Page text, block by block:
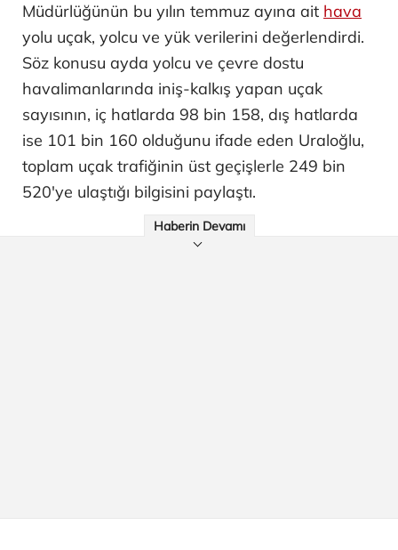
Müdürlüğünün bu yılın temmuz ayına ait hava
yolu uçak, yolcu ve yük verilerini değerlendirdi.
Söz konusu ayda yolcu ve çevre dostu
havalimanlarında iniş-kalkış yapan uçak
sayısının, iç hatlarda 98 bin 158, dış hatlarda
ise 101 bin 160 olduğunu ifade eden Uraloğlu,
toplam uçak trafiğinin üst geçişlerle 249 bin
520'ye ulaştığı bilgisini paylaştı.
Haberin Devamı